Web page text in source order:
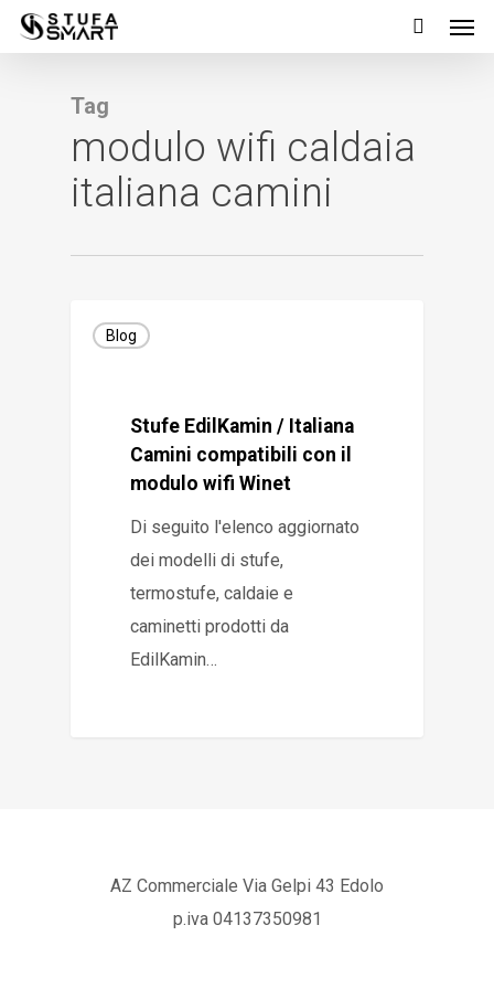
Skip
Tag
modulo wifi caldaia
italiana camini
Blog
Stufe EdilKamin / Italiana
Camini compatibili con il
modulo wifi Winet
Di seguito l'elenco aggiornato
dei modelli di stufe,
termostufe, caldaie e
caminetti prodotti da
EdilKamin…
AZ Commerciale Via Gelpi 43 Edolo
p.iva 04137350981